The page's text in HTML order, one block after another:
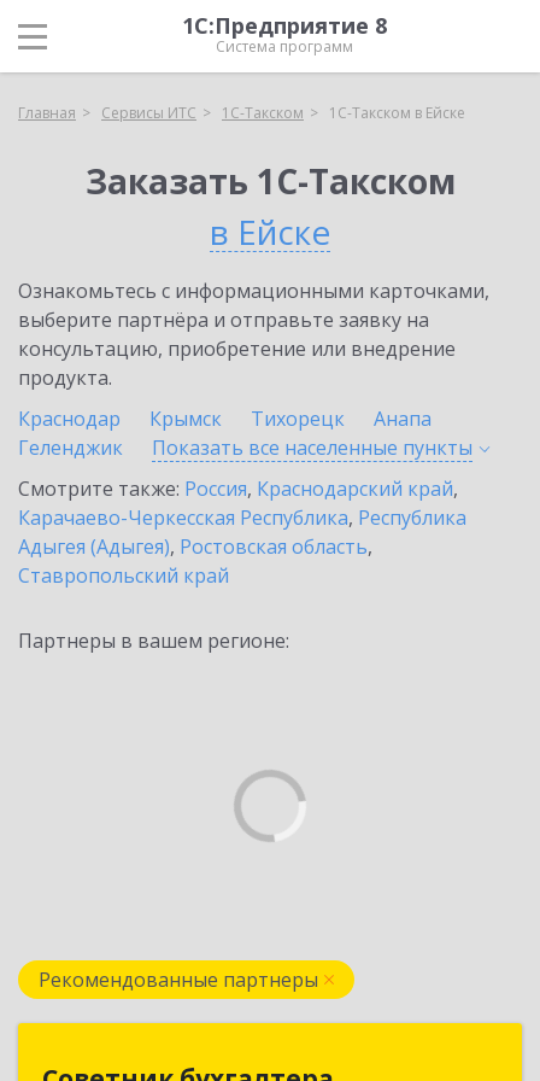
1С:Предприятие 8
Система программ
Главная Сервисы ИТС 1С-Такском 1С-Такском в Ейске
Заказать 1С-Такском
в Ейске
Ознакомьтесь с информационными карточками,
выберите партнёра и отправьте заявку на
консультацию, приобретение или внедрение
продукта.
Краснодар
Крымск Тихорецк
Анапа
Геленджик
Показать все населенные пункты
Смотрите также: Россия, Краснодарский край,
Карачаево-Черкесская Республика, Республика
Адыгея (Адыгея), Ростовская область,
Ставропольский край
Партнеры в вашем регионе:
Рекомендованные партнеры